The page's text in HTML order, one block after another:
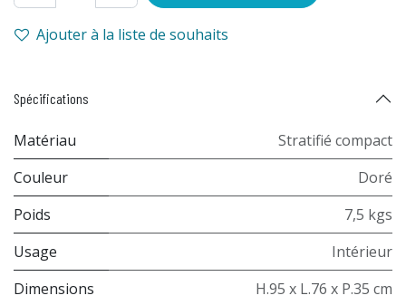
Ajouter à la liste de souhaits
Spécifications
Matériau
Stratifié compact
Couleur
Doré
Poids
7,5 kgs
Usage
Intérieur
Dimensions
H.95 x L.76 x P.35 cm